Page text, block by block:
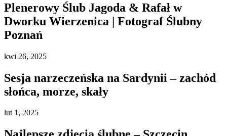
Plenerowy Ślub Jagoda & Rafał w
Dworku Wierzenica | Fotograf Ślubny
Poznań
kwi 26, 2025
Sesja narzeczeńska na Sardynii – zachód
słońca, morze, skały
lut1, 2025